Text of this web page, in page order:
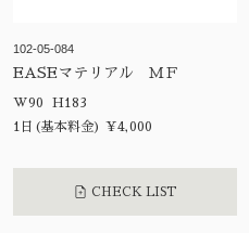
102-05-084
EASEマテリアル ＭＦ
W90 H183
1日(基本料金) ¥4,000
CHECK LIST